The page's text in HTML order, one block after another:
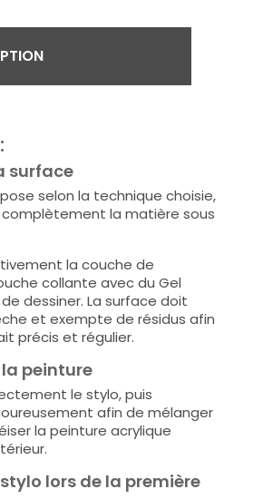
surface
selon la technique choisie,
la matière sous
la couche de
collante avec du Gel
dessiner. La surface doit
et exempte de résidus afin
précis et régulier.
peinture
le stylo, puis
afin de mélanger
la peinture acrylique
lors de la première